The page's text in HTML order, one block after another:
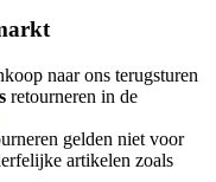
naar ons terugsturen
retourneren in de
gelden niet voor
artikelen zoals